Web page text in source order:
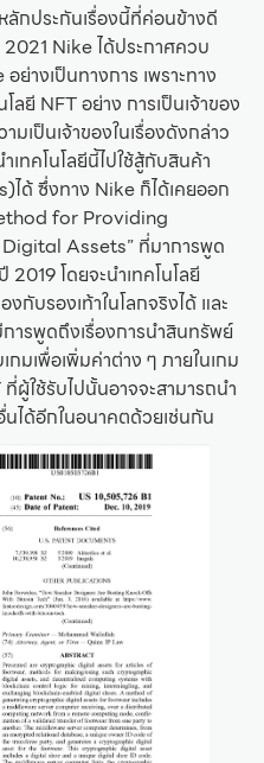
กประกันเรื่องนี้ที่ค่อนข้างดี
2021 Nike ได้ประกาศควบ
ย่างเป็นทางการ เพราะทาง
ลยี NFT อย่าง การเป็นเจ้าของ
เป็นเจ้าของในเรื่องดังกล่าว
ทคโนโลยีนี้ไปใช้สู้กับสินค้า
ด้ ซึ่งทาง Nike ก็ได้เคยออก
for Providing
Assets” ที่มาการพูด
โดยจะนำเทคโนโลยี
กับรองเท้าในโลกจริงได้ และ
ารพูดถึงเรื่องการนำสินทรัพย์
กมเพื่อเพิ่มค่าต่าง ๆ ภายในเกม
ผู้ใช้รับไปนั้นอาจจะสามารถนำ
ได้อีกในอนาคตด้วยเช่นกัน